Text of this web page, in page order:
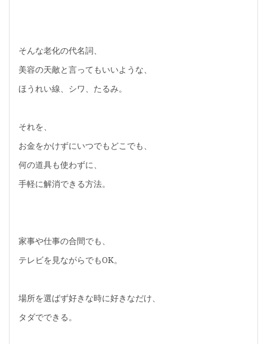
そんな老化の代名詞、
美容の天敵と言ってもいいような、
ほうれい線、シワ、たるみ。
それを、
お金をかけずにいつでもどこでも、
何の道具も使わずに、
手軽に解消できる方法。
家事や仕事の合間でも、
テレビを見ながらでもOK。
場所を選ばず好きな時に好きなだけ、
タダでできる。